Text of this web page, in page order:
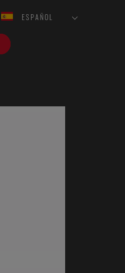
ESPAÑOL